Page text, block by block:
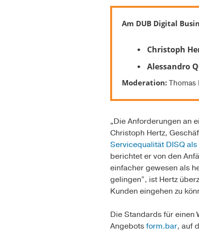
Am DUB Digital
Christoph
Alessandro
Moderation: Thomas
„Die Anforderungen an
Christoph Hertz,
Servicequalität DISQ
berichtet er von den
einfacher gewesen als
gelingen“, ist Hertz
Kunden eingehen zu
Die Standards für einen
Angebotsform.bar, auf